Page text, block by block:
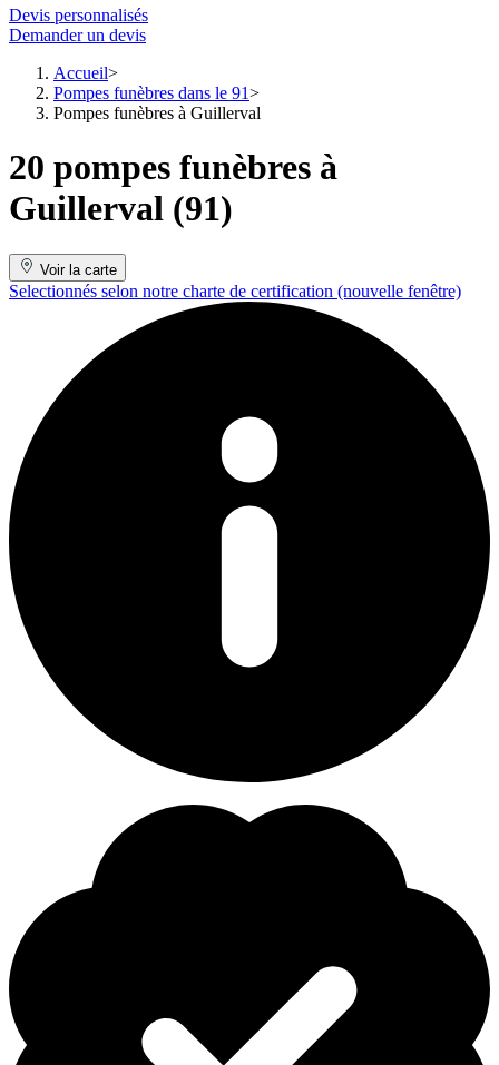
Devis personnalisés
Demander un devis
Accueil
Pompes funèbres dans le 91
Pompes funèbres à Guillerval
20 pompes funèbres à
Guillerval (91)
Voir la carte
Selectionnés selon notre charte de certification (nouvelle fenêtre)